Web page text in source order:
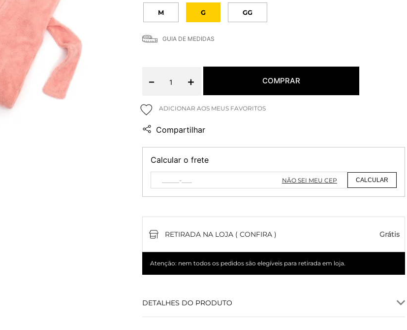
M G GG
GUIA DE MEDIDAS
＋
－ COMPRAR
Compartilhar
Calcular o frete
NÃO SEI MEU CEP CALCULAR
RETIRADA NA LOJA ( CONFIRA ) Grátis
Atenção: nem todos os pedidos são elegíveis para retirada em loja.
DETALHES DO PRODUTO